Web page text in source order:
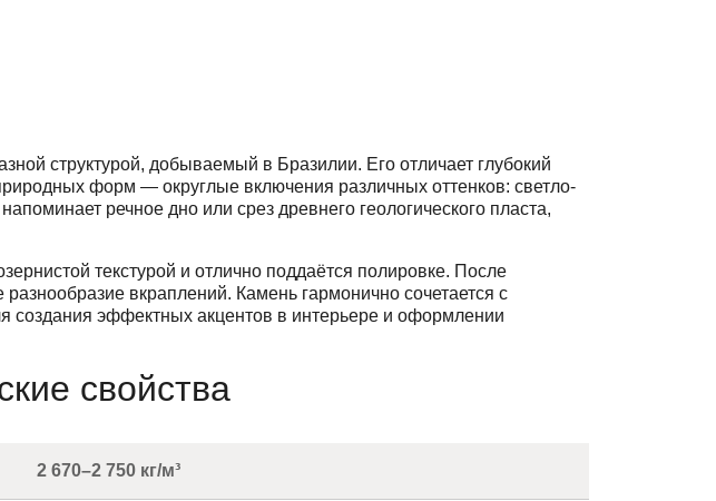
структурой, добываемый в Бразилии. Его отличает глубокий
форм — округлые включения различных оттенков: светло-
речное дно или срез древнего геологического пласта,
текстурой и отлично поддаётся полировке. После
вкраплений. Камень гармонично сочетается с
создания эффектных акцентов в интерьере и оформлении
свойства
2 670–2 750 кг/м³